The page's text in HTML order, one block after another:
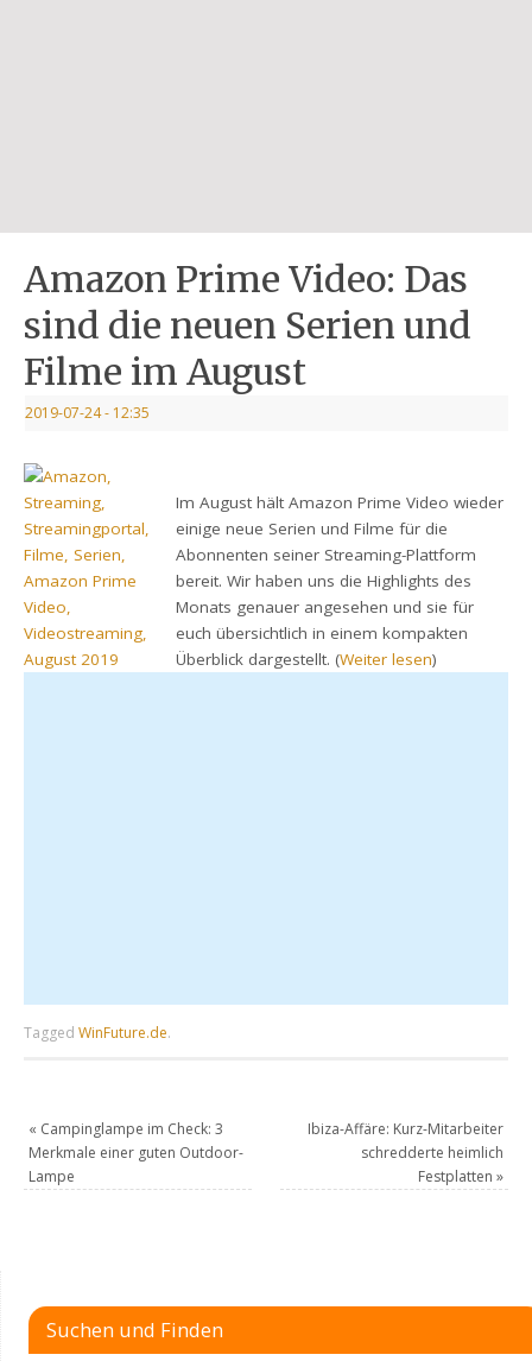
Amazon Prime Video: Das
sind die neuen Serien und
Filme im August
2019-07-24- 12:35
Im August hält Amazon Prime Video wieder
einige neue Serien und Filme für die
Abonnenten seiner Streaming-Plattform
bereit. Wir haben uns die Highlights des
Monats genauer angesehen und sie für
euch übersichtlich in einem kompakten
Überblick dargestellt. (Weiter lesen)
TaggedWinFuture.de.
« Campinglampe im Check: 3
Merkmale einer guten Outdoor-
Lampe
Ibiza-Affäre: Kurz-Mitarbeiter
schredderte heimlich
Festplatten »
Suchen und Finden